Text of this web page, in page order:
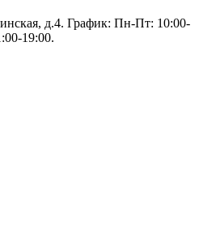
д.4. График: Пн-Пт: 10:00-
19:00.